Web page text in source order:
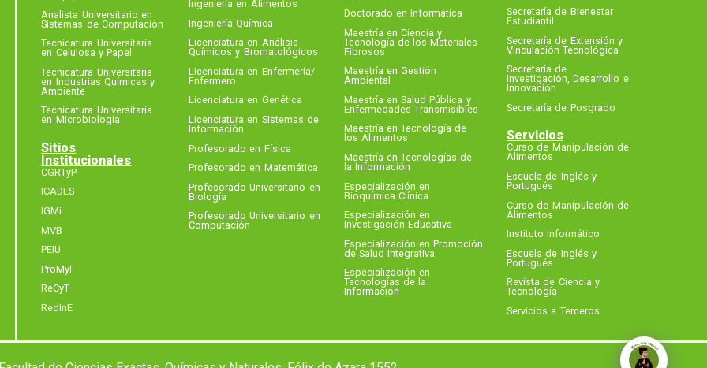
Analista Universitario en
Sistemas de Computación
Tecnicatura Universitaria
en Celulosa y Papel
Tecnicatura Universitaria
en Industrias Químicas y
Ambiente
Tecnicatura Universitaria
en Microbiología
Sitios
Institucionales
CGRTyP
ICADES
IGMi
MVB
PEIU
ProMyF
ReCyT
RedInE
Ingeniería en Alimentos
Ingeniería Química
Licenciatura en Análisis
Químicos y Bromatológicos
Licenciatura en Enfermería​/​
Enfermero
Licenciatura en Genética
Licenciatura en Sistemas de
Información
Profesorado en Física
Profesorado en Matemática
Profesorado Universitario en
Biología
Profesorado Universitario en
Computación
Doctorado en Informática
Maestría en Ciencia y
Tecnología de los Materiales
Fibrosos
Maestría en Gestión
Ambiental
Maestría en Salud Pública y
Enfermedades Transmisibles
Maestría en Tecnología de
los Alimentos
Maestría en Tecnologías de
la Información
Especialización en
Bioquímica Clínica
Especialización en
Investigación Educativa
Especialización en Promoción
de Salud Integrativa
Especialización en
Tecnologías de la
Información
Secretaría de Bienestar
Estudiantil
Secretaría de Extensión y
Vinculación Tecnológica
Secretaría de
Investigación, Desarrollo e
Innovación
Secretaría de Posgrado
Servicios
Curso de Manipulación de
Alimentos
Escuela de Inglés y
Portugués
Curso de Manipulación de
Alimentos
Instituto Informático
Escuela de Inglés y
Portugués
Revista de Ciencia y
Tecnología
Servicios a Terceros